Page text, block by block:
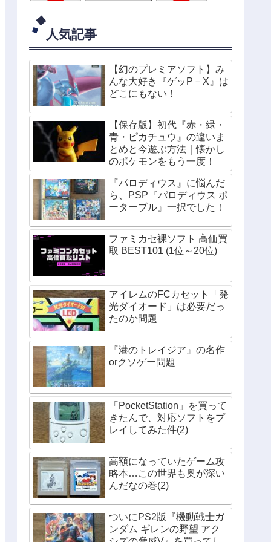
人気記事
【幻のプレミアソフト】み
んな大好き『ゲッP－X』は
どこにもない！
【保存版】初代『赤・緑・
青・ピカチュウ』の違いま
とめと今遊ぶ方法｜懐かし
のポケモンをもう一度！
『パロディウス』に悩んだ
ら、PSP『パロディウス ポ
ーターブル』一択でした！
ファミカセ裸ソフト 高価買
取 BEST101 (1位～20位)
アイレムのFCカセット「発
光ダイオード」は必要だっ
たのか問題
『港のトレイジア』の名作
orクソゲー問題
「PocketStation」を買って
きたんで、対応ソフトをプ
レイしてみた件(2)
高額になっていたゲーム攻
略本…この世界も奥が深い
んだなの巻(2)
ついにPS2版『機動戦士ガ
ンダム ギレンの野望 アク